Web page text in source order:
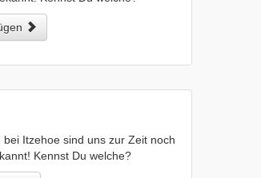
bei Itzehoe sind uns zur Zeit noch
Kennst Du welche?